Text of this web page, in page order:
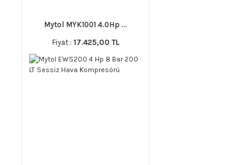
Mytol MYK1001 4.0Hp ...
Fiyat : 17.425,00 TL